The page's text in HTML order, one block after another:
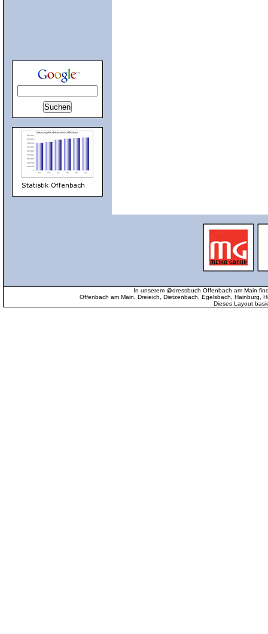
In unserem @dressbuch Offenbach am Main
Offenbach am Main, Dreieich, Dietzenbach, Egelsbach, Hainburg,
Dieses Layout